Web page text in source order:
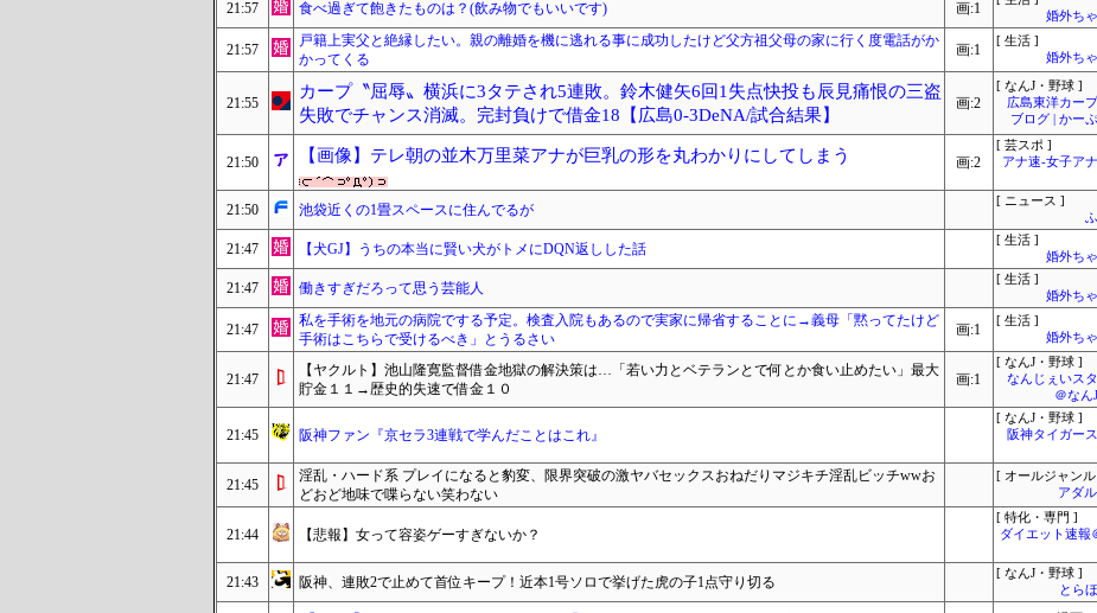
21:57 食べ過ぎて飽きたものは？(飲み物でもいいです) 画:1
婚外ち
21:57
戸籍上実父と絶縁したい。親の離婚を機に逃れる事に成功したけど父方祖父母の家に行く度電話がか
かってくる
画:1
[ 生活 ]
婚外ち
21:55
カープ〝屈辱〟横浜に3タテされ5連敗。鈴木健矢6回1失点快投も辰見痛恨の三盗
失敗でチャンス消滅。完封負けで借金18【広島0-3DeNA/試合結果】
画:2
[ なんJ・野球 ]
広島東洋カー
ブログ | かー
21:50 【画像】テレ朝の並木万里菜アナが巨乳の形を丸わかりにしてしまう 画:2
[ 芸スポ ]
アナ速‐女子ア
21:50 池袋近くの1畳スペースに住んでるが
[ ニュース ]
21:47 【犬GJ】うちの本当に賢い犬がトメにDQN返しした話
[ 生活 ]
婚外ち
21:47 働きすぎだろって思う芸能人
[ 生活 ]
婚外ち
21:47
私を手術を地元の病院でする予定。検査入院もあるので実家に帰省することに→義母「黙ってたけど
手術はこちらで受けるべき」とうるさい
画:1
[ 生活 ]
婚外ち
21:47
【ヤクルト】池山隆寛監督借金地獄の解決策は…「若い力とベテランとで何とか食い止めたい」最大
貯金１１→歴史的失速で借金１０
画:1
[ なんJ・野球 ]
なんじぇいス
＠なん
21:45 阪神ファン『京セラ3連戦で学んだことはこれ』
[ なんJ・野球 ]
阪神タイガー
21:45
淫乱・ハード系 プレイになると豹変、限界突破の激ヤバセックスおねだりマジキチ淫乱ビッチwwお
どおど地味で喋らない笑わない
[ オールジャンル
アダ
21:44 【悲報】女って容姿ゲーすぎないか？
[ 特化・専門 ]
ダイエット速報
21:43 阪神、連敗2で止めて首位キープ！近本1号ソロで挙げた虎の子1点守り切る
[ なんJ・野球 ]
とら